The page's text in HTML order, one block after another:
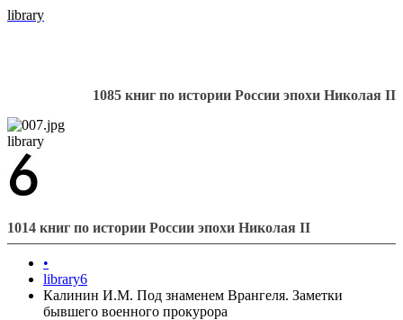
library
1085 книг по истории России эпохи Николая II
library
1014 книг по истории России эпохи Николая II
•
library6
Калинин И.М. Под знаменем Врангеля. Заметки
бывшего военного прокурора